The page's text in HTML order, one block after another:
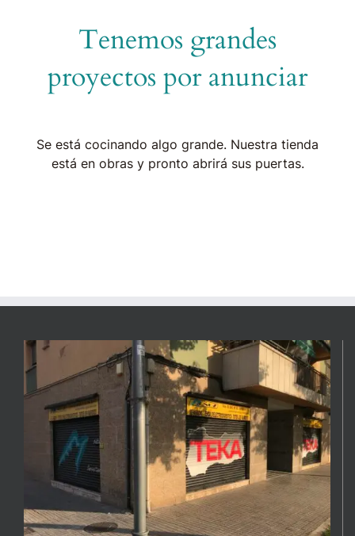
Tenemos grandes
proyectos por anunciar
Se está cocinando algo grande. Nuestra tienda
está en obras y pronto abrirá sus puertas.